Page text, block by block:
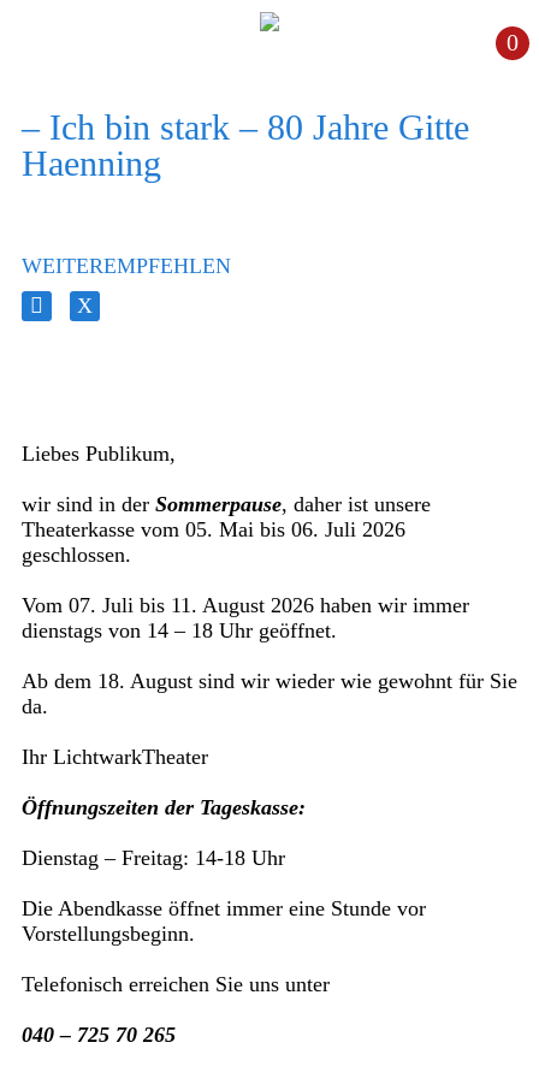
0
– Ich bin stark – 80 Jahre Gitte
Haenning
WEITEREMPFEHLEN
Liebes Publikum,
wir sind in derSommerpause, daher ist unsere
Theaterkasse vom 05. Mai bis 06. Juli 2026
geschlossen.
Vom 07. Juli bis 11. August 2026 haben wir immer
dienstags von 14 – 18 Uhr geöffnet.
Ab dem 18. August sind wir wieder wie gewohnt für Sie
da.
Ihr LichtwarkTheater
Öffnungszeiten der Tageskasse:
Dienstag – Freitag: 14-18 Uhr
Die Abendkasse öffnet immer eine Stunde vor
Vorstellungsbeginn.
Telefonisch erreichen Sie uns unter
040 – 725 70 265